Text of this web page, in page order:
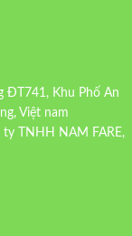
ĐT741, Khu Phố An
Việt nam
ty TNHH NAM FARE,